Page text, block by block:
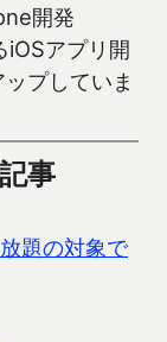
開発
iOSアプリ開
プしていま
事
題の対象で